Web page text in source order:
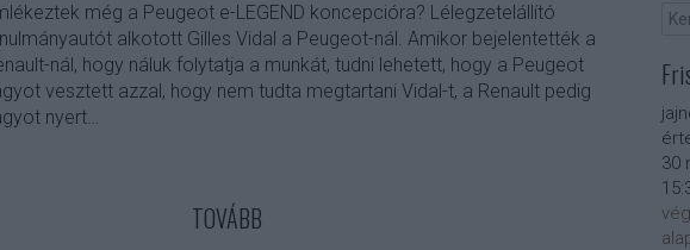
még a Peugeot e-LEGEND koncepcióra? Lélegzetelállító
alkotott Gilles Vidal a Peugeot-nál. Amikor bejelentették a
nál, hogy náluk folytatja a munkát, tudni lehetett, hogy a Peugeot
vesztett azzal, hogy nem tudta megtartani Vidal-t, a Renault pedig
nyert…
TOVÁBB
30